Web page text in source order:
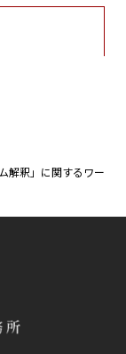
解釈」に関するワー